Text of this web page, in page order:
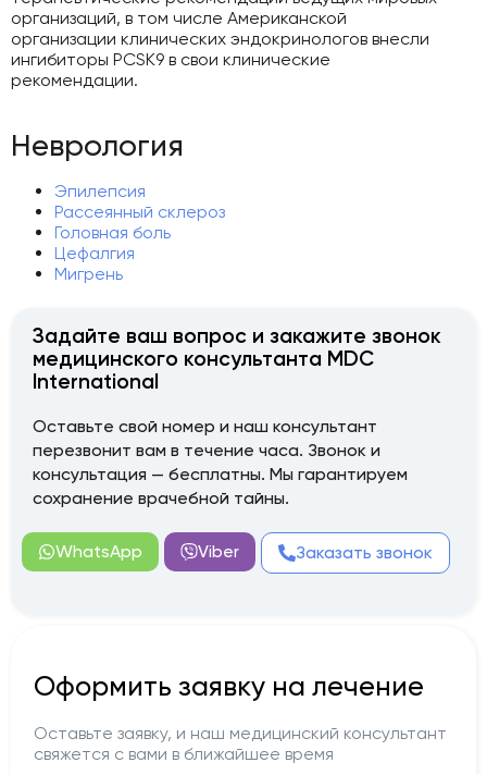
организаций, в том числе Американской
организации клинических эндокринологов внесли
ингибиторы PCSK9 в свои клинические
рекомендации.
Неврология
Эпилепсия
Рассеянный склероз
Головная боль
Цефалгия
Мигрень
Задайте ваш вопрос и закажите звонок
медицинского консультанта MDC
International
Оставьте свой номер и наш консультант
перезвонит вам в течение часа. Звонок и
консультация — бесплатны. Мы гарантируем
сохранение врачебной тайны.
WhatsApp Viber Заказать звонок
Оформить заявку на лечение
Оставьте заявку, и наш медицинский консультант
свяжется с вами в ближайшее время